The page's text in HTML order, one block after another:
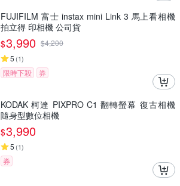
FUJIFILM 富士 instax mini Link 3 馬上看相機
拍立得 印相機 公司貨
$3,990 $4,200
5 (1)
限時下殺 券
KODAK 柯達 PIXPRO C1 翻轉螢幕 復古相機
隨身型數位相機
$3,990
5 (1)
券